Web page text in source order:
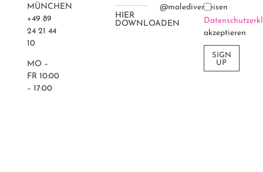
MÜNCHEN
+49 89
24 21 44
10
MO –
FR 10:00
– 17:00
HIER
DOWNLOADEN
@maledivenreisen
akzeptieren
SIGN
UP